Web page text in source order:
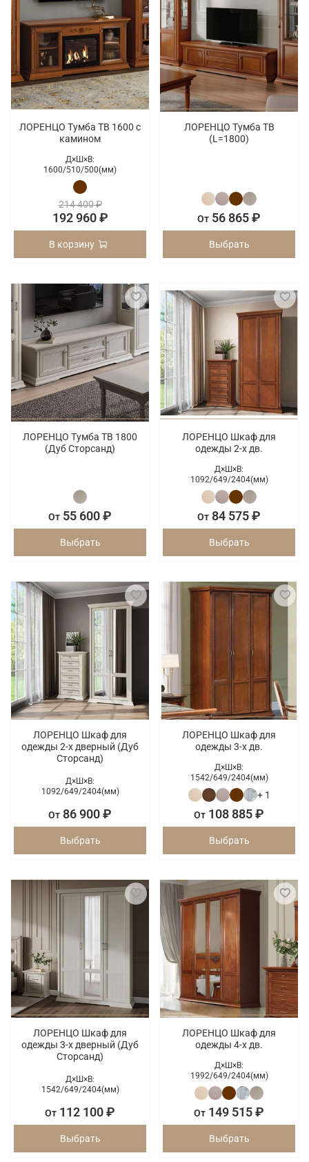
ЛОРЕНЦО Тумба ТВ 1600 с
камином
Д×Ш×В:
1600/510/500(мм)
214 400 ₽
192 960 ₽
В корзину
ЛОРЕНЦО Тумба ТВ
(L=1800)
От 56 865 ₽
Выбрать
ЛОРЕНЦО Тумба ТВ 1800
(Дуб Сторсанд)
От 55 600 ₽
Выбрать
ЛОРЕНЦО Шкаф для
одежды 2-х дв.
Д×Ш×В:
1092/649/2404(мм)
От 84 575 ₽
Выбрать
ЛОРЕНЦО Шкаф для
одежды 2-х дверный (Дуб
Сторсанд)
Д×Ш×В:
1092/649/2404(мм)
От 86 900 ₽
Выбрать
ЛОРЕНЦО Шкаф для
одежды 3-х дв.
Д×Ш×В:
1542/649/2404(мм)
+ 1
От 108 885 ₽
Выбрать
ЛОРЕНЦО Шкаф для
одежды 3-х дверный (Дуб
Сторсанд)
Д×Ш×В:
1542/649/2404(мм)
От 112 100 ₽
Выбрать
ЛОРЕНЦО Шкаф для
одежды 4-х дв.
Д×Ш×В:
1992/649/2404(мм)
От 149 515 ₽
Выбрать